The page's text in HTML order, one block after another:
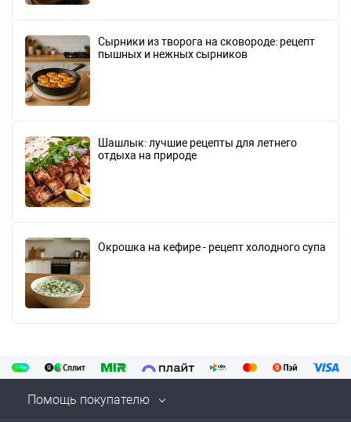
Сырники из творога на сковороде: рецепт
пышных и нежных сырников
Шашлык: лучшие рецепты для летнего
отдыха на природе
Окрошка на кефире - рецепт холодного супа
Помощь покупателю